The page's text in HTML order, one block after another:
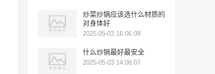
炒菜炒锅应该选什么材质的
对身体好
2025-05-03 16:06:08
什么炒锅最好最安全
2025-05-03 14:06:07